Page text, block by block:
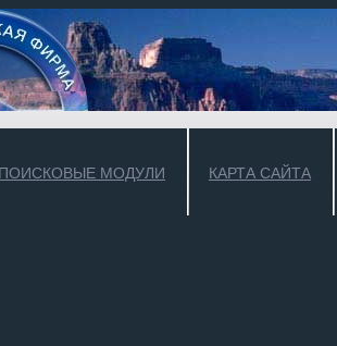
ПОИСКОВЫЕ МОДУЛИ КАРТА САЙТА